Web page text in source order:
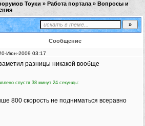
Тоуки » Работа портала » Вопросы и
Сообщение
Июн-2009 03:17
разницы никакой вообще
спустя 38 минут 24 секунды:
800 скорость не подниматься всеравно